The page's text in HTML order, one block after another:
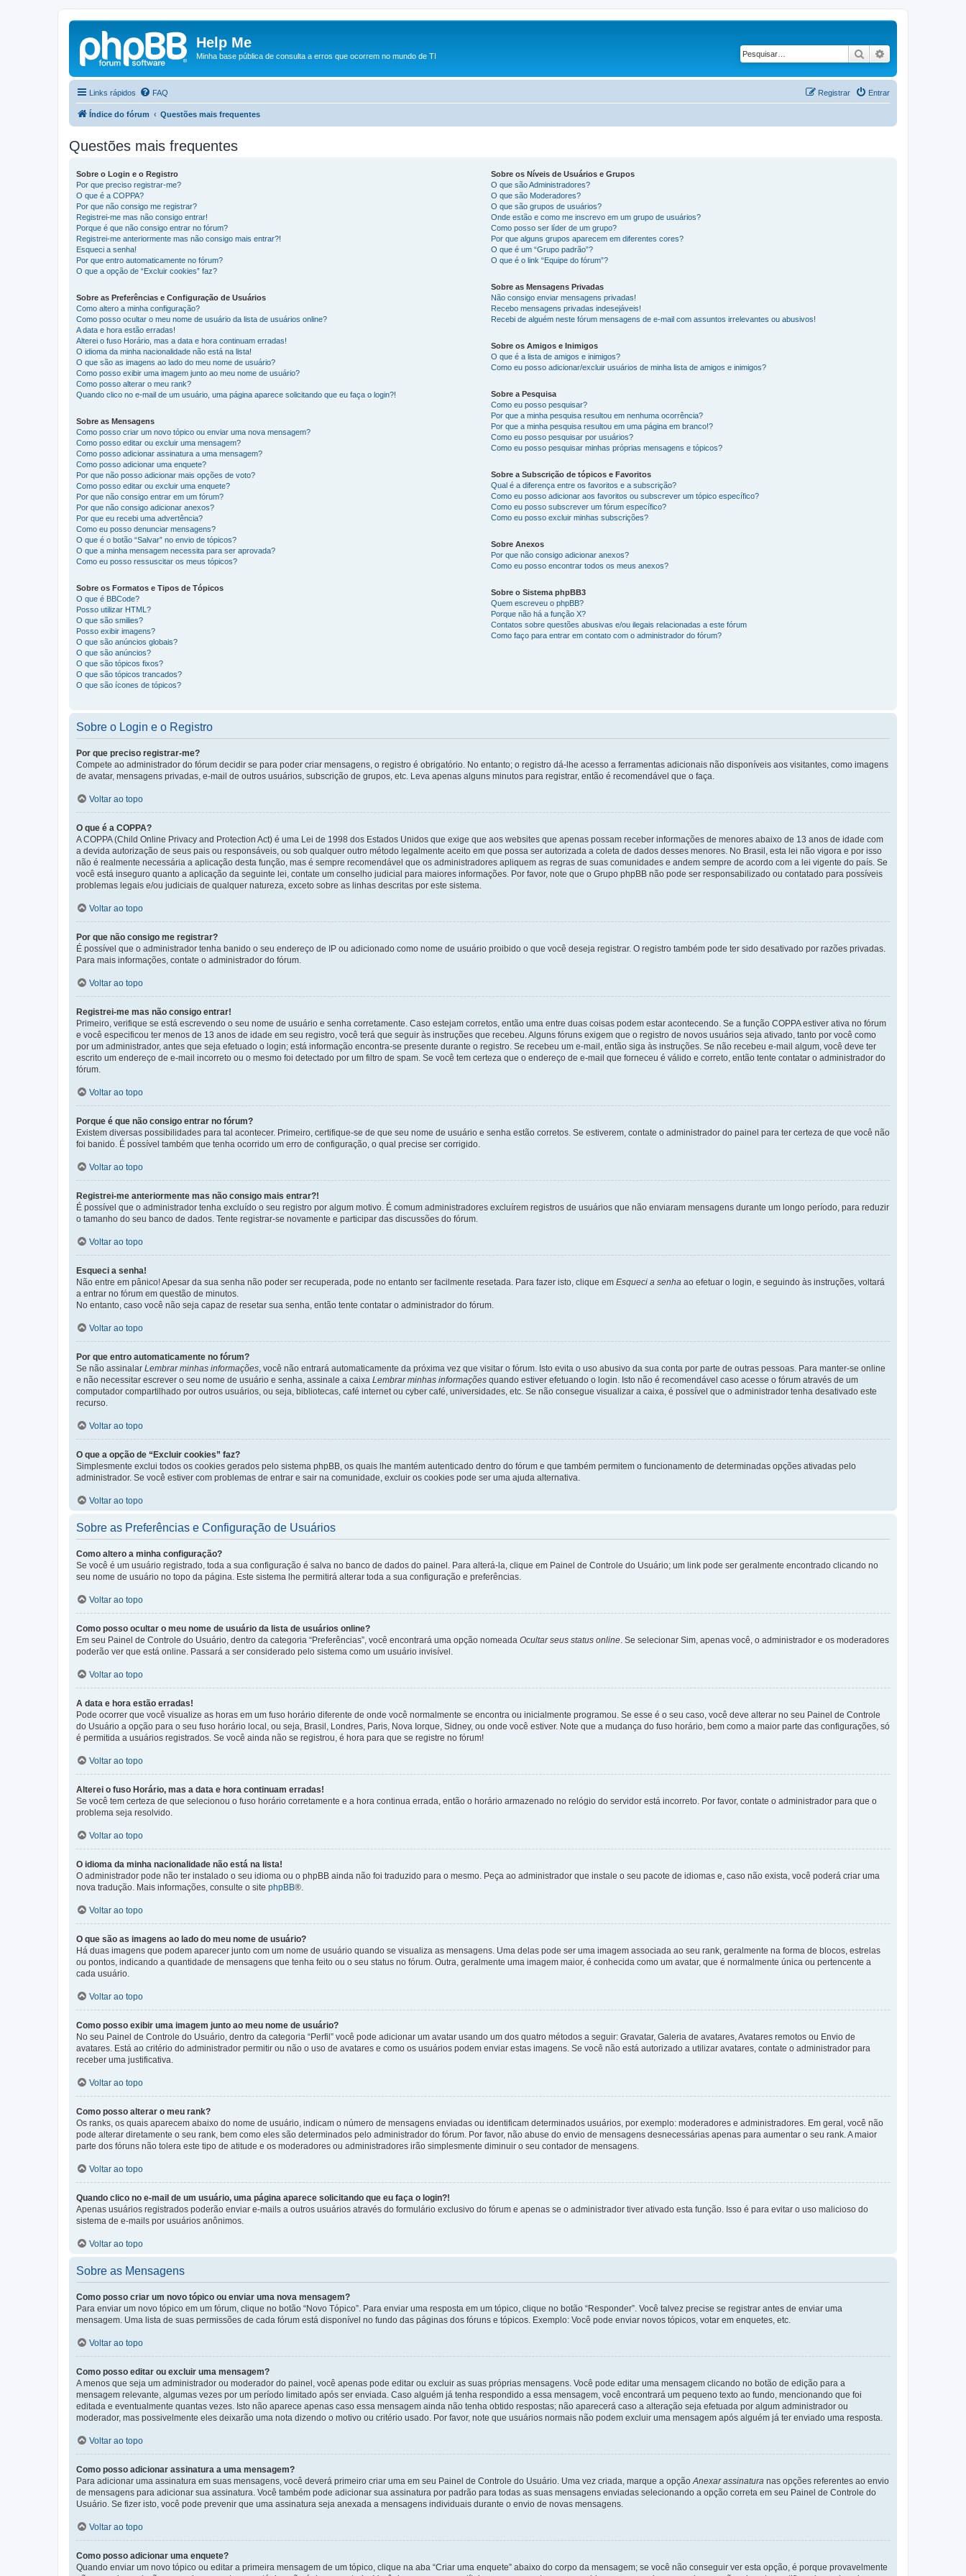
Help Me
Minha base pública de consulta a erros que ocorrem no mundo de TI Pesquisar
Links rápidos FAQ Entrar
Registrar
Índice do fórum Questões mais frequentes
Questões mais frequentes
Sobre o Login e o Registro
Por que preciso registrar-me?
O que é a COPPA?
Por que não consigo me registrar?
Registrei-me mas não consigo entrar!
Porque é que não consigo entrar no fórum?
Registrei-me anteriormente mas não consigo mais entrar?!
Esqueci a senha!
Por que entro automaticamente no fórum?
O que a opção de “Excluir cookies” faz?
Sobre as Preferências e Configuração de Usuários
Como altero a minha configuração?
Como posso ocultar o meu nome de usuário da lista de usuários online?
A data e hora estão erradas!
Alterei o fuso Horário, mas a data e hora continuam erradas!
O idioma da minha nacionalidade não está na lista!
O que são as imagens ao lado do meu nome de usuário?
Como posso exibir uma imagem junto ao meu nome de usuário?
Como posso alterar o meu rank?
Quando clico no e-mail de um usuário, uma página aparece solicitando que eu faça o login?!
Sobre as Mensagens
Como posso criar um novo tópico ou enviar uma nova mensagem?
Como posso editar ou excluir uma mensagem?
Como posso adicionar assinatura a uma mensagem?
Como posso adicionar uma enquete?
Por que não posso adicionar mais opções de voto?
Como posso editar ou excluir uma enquete?
Por que não consigo entrar em um fórum?
Por que não consigo adicionar anexos?
Por que eu recebi uma advertência?
Como eu posso denunciar mensagens?
O que é o botão “Salvar” no envio de tópicos?
O que a minha mensagem necessita para ser aprovada?
Como eu posso ressuscitar os meus tópicos?
Sobre os Formatos e Tipos de Tópicos
O que é BBCode?
Posso utilizar HTML?
O que são smilies?
Posso exibir imagens?
O que são anúncios globais?
O que são anúncios?
O que são tópicos fixos?
O que são tópicos trancados?
O que são ícones de tópicos?
Sobre os Níveis de Usuários e Grupos
O que são Administradores?
O que são Moderadores?
O que são grupos de usuários?
Onde estão e como me inscrevo em um grupo de usuários?
Como posso ser líder de um grupo?
Por que alguns grupos aparecem em diferentes cores?
O que é um “Grupo padrão”?
O que é o link “Equipe do fórum”?
Sobre as Mensagens Privadas
Não consigo enviar mensagens privadas!
Recebo mensagens privadas indesejáveis!
Recebi de alguém neste fórum mensagens de e-mail com assuntos irrelevantes ou abusivos!
Sobre os Amigos e Inimigos
O que é a lista de amigos e inimigos?
Como eu posso adicionar/excluir usuários de minha lista de amigos e inimigos?
Sobre a Pesquisa
Como eu posso pesquisar?
Por que a minha pesquisa resultou em nenhuma ocorrência?
Por que a minha pesquisa resultou em uma página em branco!?
Como eu posso pesquisar por usuários?
Como eu posso pesquisar minhas próprias mensagens e tópicos?
Sobre a Subscrição de tópicos e Favoritos
Qual é a diferença entre os favoritos e a subscrição?
Como eu posso adicionar aos favoritos ou subscrever um tópico específico?
Como eu posso subscrever um fórum específico?
Como eu posso excluir minhas subscrições?
Sobre Anexos
Por que não consigo adicionar anexos?
Como eu posso encontrar todos os meus anexos?
Sobre o Sistema phpBB3
Quem escreveu o phpBB?
Porque não há a função X?
Contatos sobre questões abusivas e/ou ilegais relacionadas a este fórum
Como faço para entrar em contato com o administrador do fórum?
Sobre o Login e o Registro
Por que preciso registrar-me?
Compete ao administrador do fórum decidir se para poder criar mensagens, o registro é obrigatório. No entanto; o registro dá-lhe acesso a ferramentas adicionais não disponíveis aos visitantes, como imagens
de avatar, mensagens privadas, e-mail de outros usuários, subscrição de grupos, etc. Leva apenas alguns minutos para registrar, então é recomendável que o faça.
Voltar ao topo
O que é a COPPA?
A COPPA (Child Online Privacy and Protection Act) é uma Lei de 1998 dos Estados Unidos que exige que aos websites que apenas possam receber informações de menores abaixo de 13 anos de idade com
a devida autorização de seus pais ou responsáveis, ou sob qualquer outro método legalmente aceito em que possa ser autorizada a coleta de dados desses menores. No Brasil, esta lei não vigora e por isso
não é realmente necessária a aplicação desta função, mas é sempre recomendável que os administradores apliquem as regras de suas comunidades e andem sempre de acordo com a lei vigente do país. Se
você está inseguro quanto a aplicação da seguinte lei, contate um conselho judicial para maiores informações. Por favor, note que o Grupo phpBB não pode ser responsabilizado ou contatado para possíveis
problemas legais e/ou judiciais de qualquer natureza, exceto sobre as linhas descritas por este sistema.
Voltar ao topo
Por que não consigo me registrar?
É possível que o administrador tenha banido o seu endereço de IP ou adicionado como nome de usuário proibido o que você deseja registrar. O registro também pode ter sido desativado por razões privadas.
Para mais informações, contate o administrador do fórum.
Voltar ao topo
Registrei-me mas não consigo entrar!
Primeiro, verifique se está escrevendo o seu nome de usuário e senha corretamente. Caso estejam corretos, então uma entre duas coisas podem estar acontecendo. Se a função COPPA estiver ativa no fórum
e você especificou ter menos de 13 anos de idade em seu registro, você terá que seguir às instruções que recebeu. Alguns fóruns exigem que o registro de novos usuários seja ativado, tanto por você como
por um administrador, antes que seja efetuado o login; está informação encontra-se presente durante o registro. Se recebeu um e-mail, então siga às instruções. Se não recebeu e-mail algum, você deve ter
escrito um endereço de e-mail incorreto ou o mesmo foi detectado por um filtro de spam. Se você tem certeza que o endereço de e-mail que forneceu é válido e correto, então tente contatar o administrador do
fórum.
Voltar ao topo
Porque é que não consigo entrar no fórum?
Existem diversas possibilidades para tal acontecer. Primeiro, certifique-se de que seu nome de usuário e senha estão corretos. Se estiverem, contate o administrador do painel para ter certeza de que você não
foi banido. É possível também que tenha ocorrido um erro de configuração, o qual precise ser corrigido.
Voltar ao topo
Registrei-me anteriormente mas não consigo mais entrar?!
É possível que o administrador tenha excluído o seu registro por algum motivo. É comum administradores excluírem registros de usuários que não enviaram mensagens durante um longo período, para reduzir
o tamanho do seu banco de dados. Tente registrar-se novamente e participar das discussões do fórum.
Voltar ao topo
Esqueci a senha!
Não entre em pânico! Apesar da sua senha não poder ser recuperada, pode no entanto ser facilmente resetada. Para fazer isto, clique em Esqueci a senha ao efetuar o login, e seguindo às instruções, voltará
a entrar no fórum em questão de minutos.
No entanto, caso você não seja capaz de resetar sua senha, então tente contatar o administrador do fórum.
Voltar ao topo
Por que entro automaticamente no fórum?
Se não assinalar Lembrar minhas informações , você não entrará automaticamente da próxima vez que visitar o fórum. Isto evita o uso abusivo da sua conta por parte de outras pessoas. Para manter-se online
e não necessitar escrever o seu nome de usuário e senha, assinale a caixa Lembrar minhas informações quando estiver efetuando o login. Isto não é recomendável caso acesse o fórum através de um
computador compartilhado por outros usuários, ou seja, bibliotecas, café internet ou cyber café, universidades, etc. Se não consegue visualizar a caixa, é possível que o administrador tenha desativado este
recurso.
Voltar ao topo
O que a opção de “Excluir cookies” faz?
Simplesmente exclui todos os cookies gerados pelo sistema phpBB, os quais lhe mantém autenticado dentro do fórum e que também permitem o funcionamento de determinadas opções ativadas pelo
administrador. Se você estiver com problemas de entrar e sair na comunidade, excluir os cookies pode ser uma ajuda alternativa.
Voltar ao topo
Sobre as Preferências e Configuração de Usuários
Como altero a minha configuração?
Se você é um usuário registrado, toda a sua configuração é salva no banco de dados do painel. Para alterá-la, clique em Painel de Controle do Usuário; um link pode ser geralmente encontrado clicando no
seu nome de usuário no topo da página. Este sistema lhe permitirá alterar toda a sua configuração e preferências.
Voltar ao topo
Como posso ocultar o meu nome de usuário da lista de usuários online?
Em seu Painel de Controle do Usuário, dentro da categoria “Preferências”, você encontrará uma opção nomeada Ocultar seus status online . Se selecionar Sim, apenas você, o administrador e os moderadores
poderão ver que está online. Passará a ser considerado pelo sistema como um usuário invisível.
Voltar ao topo
A data e hora estão erradas!
Pode ocorrer que você visualize as horas em um fuso horário diferente de onde você normalmente se encontra ou inicialmente programou. Se esse é o seu caso, você deve alterar no seu Painel de Controle
do Usuário a opção para o seu fuso horário local, ou seja, Brasil, Londres, Paris, Nova Iorque, Sidney, ou onde você estiver. Note que a mudança do fuso horário, bem como a maior parte das configurações, só
é permitida a usuários registrados. Se você ainda não se registrou, é hora para que se registre no fórum!
Voltar ao topo
Alterei o fuso Horário, mas a data e hora continuam erradas!
Se você tem certeza de que selecionou o fuso horário corretamente e a hora continua errada, então o horário armazenado no relógio do servidor está incorreto. Por favor, contate o administrador para que o
problema seja resolvido.
Voltar ao topo
O idioma da minha nacionalidade não está na lista!
O administrador pode não ter instalado o seu idioma ou o phpBB ainda não foi traduzido para o mesmo. Peça ao administrador que instale o seu pacote de idiomas e, caso não exista, você poderá criar uma
nova tradução. Mais informações, consulte o site phpBB®.
Voltar ao topo
O que são as imagens ao lado do meu nome de usuário?
Há duas imagens que podem aparecer junto com um nome de usuário quando se visualiza as mensagens. Uma delas pode ser uma imagem associada ao seu rank, geralmente na forma de blocos, estrelas
ou pontos, indicando a quantidade de mensagens que tenha feito ou o seu status no fórum. Outra, geralmente uma imagem maior, é conhecida como um avatar, que é normalmente única ou pertencente a
cada usuário.
Voltar ao topo
Como posso exibir uma imagem junto ao meu nome de usuário?
No seu Painel de Controle do Usuário, dentro da categoria “Perfil” você pode adicionar um avatar usando um dos quatro métodos a seguir: Gravatar, Galeria de avatares, Avatares remotos ou Envio de
avatares. Está ao critério do administrador permitir ou não o uso de avatares e como os usuários podem enviar estas imagens. Se você não está autorizado a utilizar avatares, contate o administrador para
receber uma justificativa.
Voltar ao topo
Como posso alterar o meu rank?
Os ranks, os quais aparecem abaixo do nome de usuário, indicam o número de mensagens enviadas ou identificam determinados usuários, por exemplo: moderadores e administradores. Em geral, você não
pode alterar diretamente o seu rank, bem como eles são determinados pelo administrador do fórum. Por favor, não abuse do envio de mensagens desnecessárias apenas para aumentar o seu rank. A maior
parte dos fóruns não tolera este tipo de atitude e os moderadores ou administradores irão simplesmente diminuir o seu contador de mensagens.
Voltar ao topo
Quando clico no e-mail de um usuário, uma página aparece solicitando que eu faça o login?!
Apenas usuários registrados poderão enviar e-mails a outros usuários através do formulário exclusivo do fórum e apenas se o administrador tiver ativado esta função. Isso é para evitar o uso malicioso do
sistema de e-mails por usuários anônimos.
Voltar ao topo
Sobre as Mensagens
Como posso criar um novo tópico ou enviar uma nova mensagem?
Para enviar um novo tópico em um fórum, clique no botão “Novo Tópico”. Para enviar uma resposta em um tópico, clique no botão “Responder”. Você talvez precise se registrar antes de enviar uma
mensagem. Uma lista de suas permissões de cada fórum está disponível no fundo das páginas dos fóruns e tópicos. Exemplo: Você pode enviar novos tópicos, votar em enquetes, etc.
Voltar ao topo
Como posso editar ou excluir uma mensagem?
A menos que seja um administrador ou moderador do painel, você apenas pode editar ou excluir as suas próprias mensagens. Você pode editar uma mensagem clicando no botão de edição para a
mensagem relevante, algumas vezes por um período limitado após ser enviada. Caso alguém já tenha respondido a essa mensagem, você encontrará um pequeno texto ao fundo, mencionando que foi
editada e eventualmente quantas vezes. Isto não aparece apenas caso essa mensagem ainda não tenha obtido respostas; não aparecerá caso a alteração seja efetuada por algum administrador ou
moderador, mas possivelmente eles deixarão uma nota dizendo o motivo ou critério usado. Por favor, note que usuários normais não podem excluir uma mensagem após alguém já ter enviado uma resposta.
Voltar ao topo
Como posso adicionar assinatura a uma mensagem?
Para adicionar uma assinatura em suas mensagens, você deverá primeiro criar uma em seu Painel de Controle do Usuário. Uma vez criada, marque a opção Anexar assinatura nas opções referentes ao envio
de mensagens para adicionar sua assinatura. Você também pode adicionar sua assinatura por padrão para todas as suas mensagens enviadas selecionando a opção correta em seu Painel de Controle do
Usuário. Se fizer isto, você pode prevenir que uma assinatura seja anexada a mensagens individuais durante o envio de novas mensagens.
Voltar ao topo
Como posso adicionar uma enquete?
Quando enviar um novo tópico ou editar a primeira mensagem de um tópico, clique na aba “Criar uma enquete” abaixo do corpo da mensagem; se você não conseguir ver esta opção, é porque provavelmente